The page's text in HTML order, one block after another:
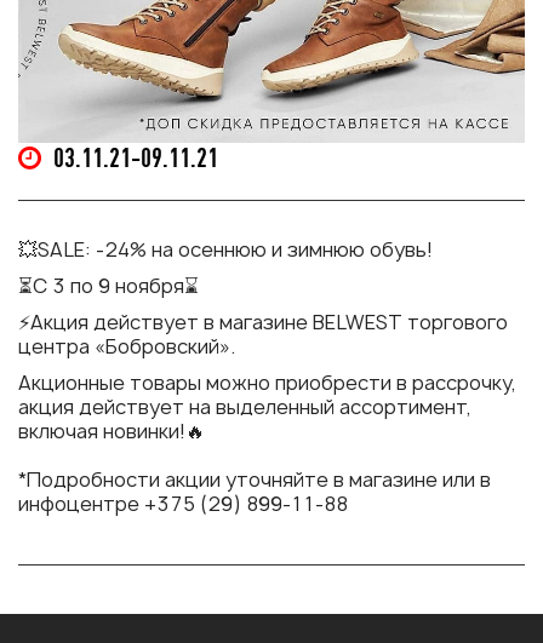
03.11.21-09.11.21
💥SALE: -24% на осеннюю и зимнюю обувь!
⏳C 3 по 9 ноября⌛
⚡Акция действует в магазине BELWEST торгового
центра «Бобровский».
Акционные товары можно приобрести в рассрочку,
акция действует на выделенный ассортимент,
включая новинки!🔥
*Подробности акции уточняйте в магазине или в
инфоцентре +375 (29) 899-11-88